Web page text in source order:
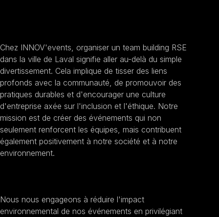
Chez INNOV'events, organiser un team building RSE
dans la ville de Laval signifie aller au-delà du simple
divertissement. Cela implique de tisser des liens
profonds avec la communauté, de promouvoir des
pratiques durables et d'encourager une culture
d'entreprise axée sur l'inclusion et l'éthique. Notre
mission est de créer des événements qui non
seulement renforcent les équipes, mais contribuent
également positivement à notre société et à notre
environnement.
Nous nous engageons à réduire l'impact
environnemental de nos événements en privilégiant